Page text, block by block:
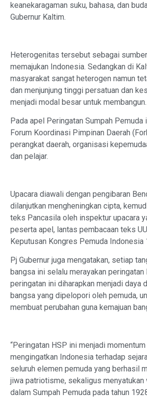
keanekaragaman suku, bahasa, dan
Gubernur Kaltim.
Heterogenitas tersebut sebagai
memajukan Indonesia. Sedangkan di
masyarakat sangat heterogen namun
dan menjunjung tinggi persatuan dan
menjadi modal besar untuk membangun.
Pada apel Peringatan Sumpah Pemuda
Forum Koordinasi Pimpinan Daerah
perangkat daerah, organisasi
dan pelajar.
Upacara diawali dengan pengibaran
dilanjutkan mengheningkan cipta,
teks Pancasila oleh inspektur upacara
peserta apel, lantas pembacaan teks
Keputusan Kongres Pemuda Indonesia
Pj Gubernur juga mengatakan, setiap
bangsa ini selalu merayakan peringatan
peringatan ini diharapkan menjadi daya
bangsa yang dipelopori oleh pemuda,
membuat perubahan guna kemajuan
“Peringatan HSP ini menjadi
mengingatkan Indonesia terhadap
seluruh elemen pemuda yang berhasil
jiwa patriotisme, sekaligus menyatukan
dalam Sumpah Pemuda pada tahun